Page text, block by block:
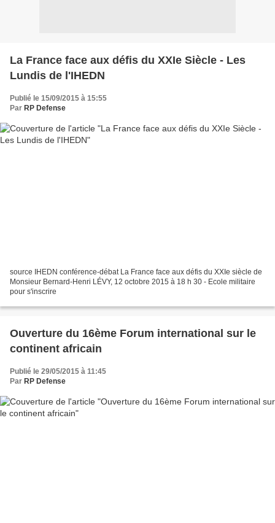
La France face aux défis du XXIe Siècle - Les
Lundis de l'IHEDN
Publié le 15/09/2015 à 15:55
Par RP Defense
source IHEDN conférence-débat La France face aux défis du XXIe siècle de
Monsieur Bernard-Henri LÉVY, 12 octobre 2015 à 18 h 30 - Ecole militaire
pour s'inscrire
Ouverture du 16ème Forum international sur le
continent africain
Publié le 29/05/2015 à 11:45
Par RP Defense